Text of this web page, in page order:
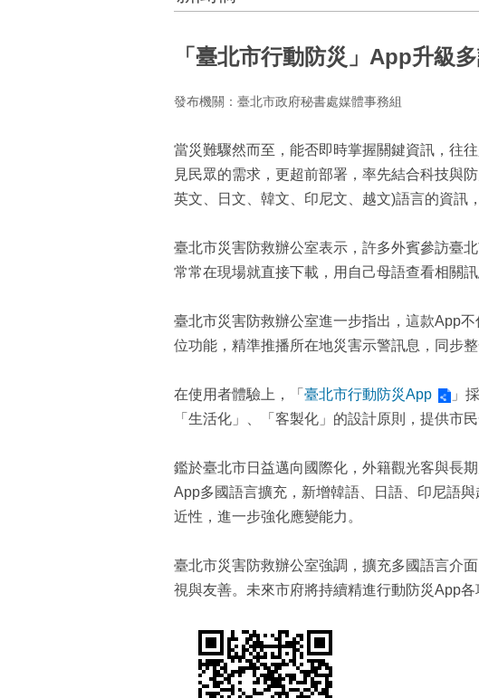
「臺北市行動防災」App升級
發布機關：臺北市政府秘書處媒體事務組
當災難驟然而至，能否即時掌握關鍵資訊，往
見民眾的需求，更超前部署，率先結合科技與
英文、日文、韓文、印尼文、越文)語言的資訊
臺北市災害防救辦公室表示，許多外賓參訪臺
常常在現場就直接下載，用自己母語查看相關
臺北市災害防救辦公室進一步指出，這款App
位功能，精準推播所在地災害示警訊息，同步
在使用者體驗上，「 臺北市行動防災App
」
「生活化」、「客製化」的設計原則，提供市
鑑於臺北市日益邁向國際化，外籍觀光客與長
App多國語言擴充，新增韓語、日語、印尼語
近性，進一步強化應變能力。
臺北市災害防救辦公室強調，擴充多國語言介
視與友善。未來市府將持續精進行動防災App